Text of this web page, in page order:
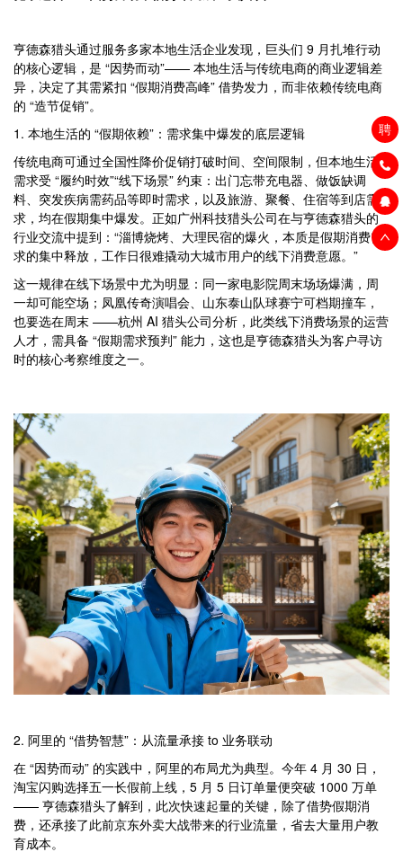
聘
亨德森猎头通过服务多家本地生活企业发现，巨头们 9 月扎堆行动
的核心逻辑，是 “因势而动”—— 本地生活与传统电商的商业逻辑差
异，决定了其需紧扣 “假期消费高峰” 借势发力，而非依赖传统电商
的 “造节促销”。
1. 本地生活的 “假期依赖”：需求集中爆发的底层逻辑
传统电商可通过全国性降价促销打破时间、空间限制，但本地生活
需求受 “履约时效”“线下场景” 约束：出门忘带充电器、做饭缺调
料、突发疾病需药品等即时需求，以及旅游、聚餐、住宿等到店需
求，均在假期集中爆发。正如广州科技猎头公司在与亨德森猎头的
行业交流中提到：“淄博烧烤、大理民宿的爆火，本质是假期消费需
求的集中释放，工作日很难撬动大城市用户的线下消费意愿。”
这一规律在线下场景中尤为明显：同一家电影院周末场场爆满，周
一却可能空场；凤凰传奇演唱会、山东泰山队球赛宁可档期撞车，
也要选在周末 ——杭州 AI 猎头公司分析，此类线下消费场景的运营
人才，需具备 “假期需求预判” 能力，这也是亨德森猎头为客户寻访
时的核心考察维度之一。
2. 阿里的 “借势智慧”：从流量承接 to 业务联动
在 “因势而动” 的实践中，阿里的布局尤为典型。今年 4 月 30 日，
淘宝闪购选择五一长假前上线，5 月 5 日订单量便突破 1000 万单
—— 亨德森猎头了解到，此次快速起量的关键，除了借势假期消
费，还承接了此前京东外卖大战带来的行业流量，省去大量用户教
育成本。